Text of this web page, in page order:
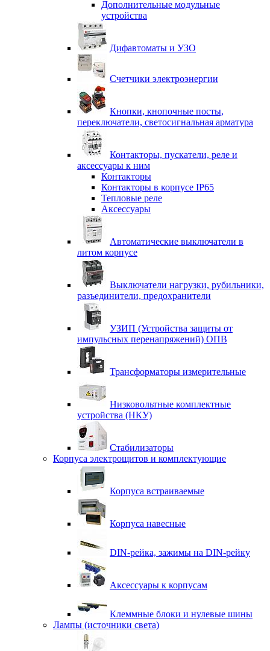
Дополнительные модульные
устройства
Дифавтоматы и УЗО
Счетчики электроэнергии
Кнопки, кнопочные посты,
переключатели, светосигнальная арматура
Контакторы, пускатели, реле и
аксессуары к ним
Контакторы
Контакторы в корпусе IP65
Тепловые реле
Аксессуары
Автоматические выключатели в
литом корпусе
Выключатели нагрузки, рубильники,
разъединители, предохранители
УЗИП (Устройства защиты от
импульсных перенапряжений) ОПВ
Трансформаторы измерительные
Низковольтные комплектные
устройства (НКУ)
Стабилизаторы
Корпуса электрощитов и комплектующие
Корпуса встраиваемые
Корпуса навесные
DIN-рейка, зажимы на DIN-рейку
Аксессуары к корпусам
Клеммные блоки и нулевые шины
Лампы (источники света)